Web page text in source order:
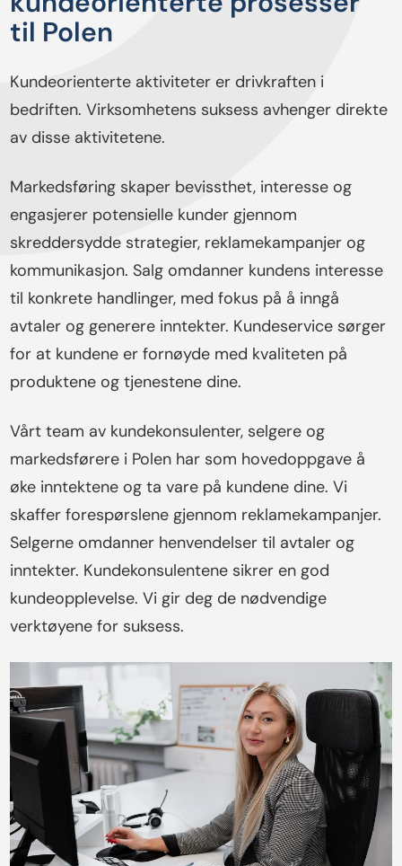
til Polen
Kundeorienterte aktiviteter er drivkraften i
bedriften. Virksomhetens suksess avhenger direkte
av disse aktivitetene.
Markedsføring skaper bevissthet, interesse og
engasjerer potensielle kunder gjennom
skreddersydde strategier, reklamekampanjer og
kommunikasjon. Salg omdanner kundens interesse
til konkrete handlinger, med fokus på å inngå
avtaler og generere inntekter. Kundeservice sørger
for at kundene er fornøyde med kvaliteten på
produktene og tjenestene dine.
Vårt team av kundekonsulenter, selgere og
markedsførere i Polen har som hovedoppgave å
øke inntektene og ta vare på kundene dine. Vi
skaffer forespørslene gjennom reklamekampanjer.
Selgerne omdanner henvendelser til avtaler og
inntekter. Kundekonsulentene sikrer en god
kundeopplevelse. Vi gir deg de nødvendige
verktøyene for suksess.